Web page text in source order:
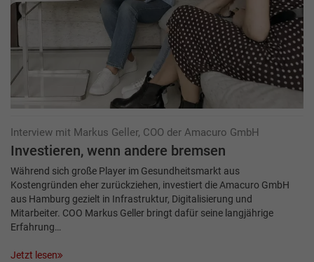
Interview mit Markus Geller, COO der Amacuro GmbH
Investieren, wenn andere bremsen
Während sich große Player im Gesundheitsmarkt aus
Kostengründen eher zurückziehen, investiert die Amacuro GmbH
aus Hamburg gezielt in Infrastruktur, Digitalisierung und
Mitarbeiter. COO Markus Geller bringt dafür seine langjährige
Erfahrung…
Jetzt lesen